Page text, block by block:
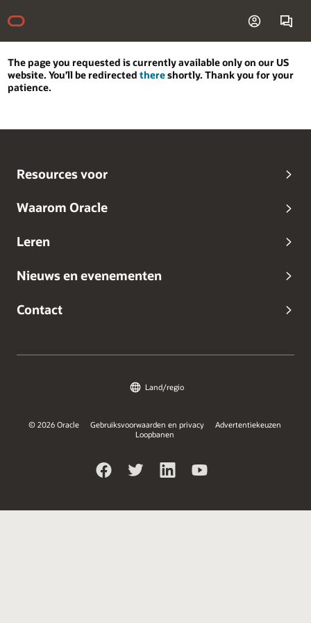
The page you requested is currently available only on our US
website. You’ll be redirected thereshortly. Thank you for your
patience.
Resources voor
Waarom Oracle
Leren
Nieuws en evenementen
Contact
Land/regio
© 2026 Oracle Gebruiksvoorwaarden en privacy
Advertentiekeuzen
Loopbanen